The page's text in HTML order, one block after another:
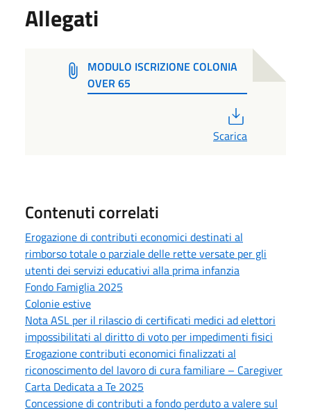
Allegati
MODULO ISCRIZIONE COLONIA
OVER 65
Scarica
Contenuti correlati
Erogazione di contributi economici destinati al
rimborso totale o parziale delle rette versate per gli
utenti dei servizi educativi alla prima infanzia
Fondo Famiglia 2025
Colonie estive
Nota ASL per il rilascio di certificati medici ad elettori
impossibilitati al diritto di voto per impedimenti fisici
Erogazione contributi economici finalizzati al
riconoscimento del lavoro di cura familiare – Caregiver
Carta Dedicata a Te 2025
Concessione di contributi a fondo perduto a valere sul